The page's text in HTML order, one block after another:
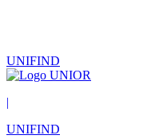
UNIFIND
|
UNIFIND